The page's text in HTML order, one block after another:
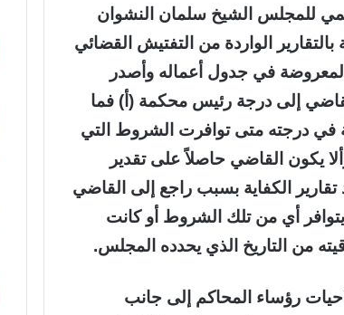
للمجلس الشيخ سلمان النشوان
الواردة من التفتيش القضائي
في جدول أعماله وأصدر
إلى درجة رئيس محكمة (أ) فما
في درجته متى توافرت الشروط التي
يكون القاضي حاصلاً على تقدير
الكفاية بسبب راجع إلى القاضي
يتوافر أي من تلك الشروط أو كانت
من التاريخ الذي يحدده المجلس.
رؤساء المحاكم إلى جانب